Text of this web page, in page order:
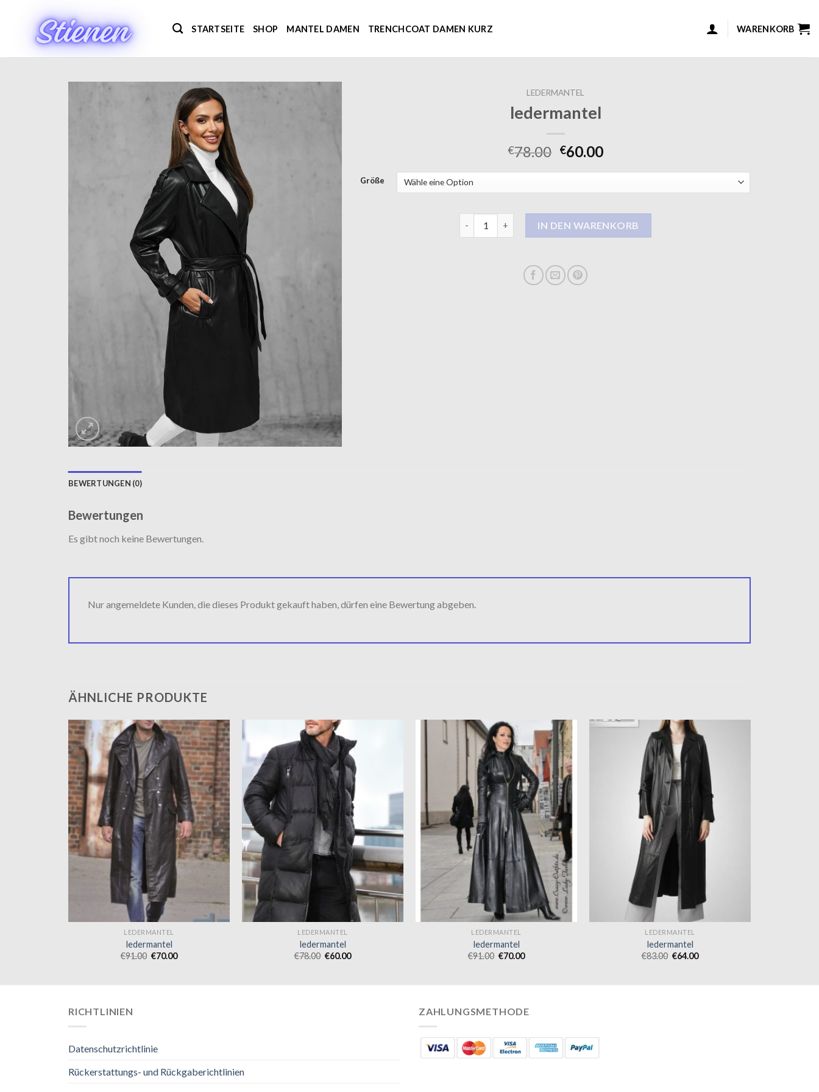
STARTSEITE SHOP MANTEL DAMEN TRENCHCOAT DAMEN KURZ WARENKORB
LEDERMANTEL
ledermantel
€78.00 €60.00
Größe
IN DEN WARENKORB
BEWERTUNGEN (0)
Bewertungen
Es gibt noch keine Bewertungen.
Nur angemeldete Kunden, die dieses Produkt gekauft haben, dürfen eine Bewertung abgeben.
ÄHNLICHE PRODUKTE
LEDERMANTEL
ledermantel
€91.00 €70.00
LEDERMANTEL
ledermantel
€78.00 €60.00
LEDERMANTEL
ledermantel
€91.00 €70.00
LEDERMANTEL
ledermantel
€83.00 €64.00
RICHTLINIEN
Datenschutzrichtlinie
Rückerstattungs- und Rückgaberichtlinien
ZAHLUNGSMETHODE